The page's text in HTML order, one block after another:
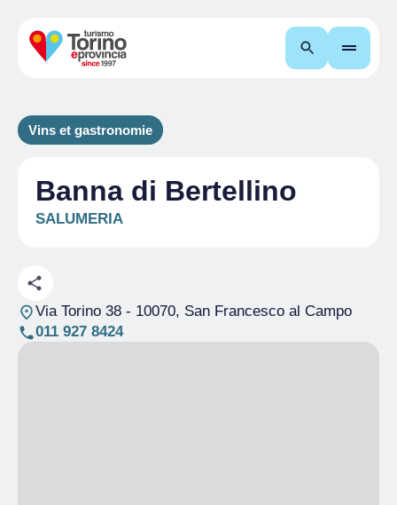
Recherche
Vins et gastronomie
Banna di Bertellino
SALUMERIA
Via Torino 38- 10070, San Francesco al Campo
011 927 8424